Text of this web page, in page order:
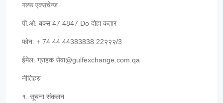
गल्फ एक्सचेन्ज
पी.ओ. बक्स 47 4847 Do दोहा कतार
फोन: + 74 44 44383838 22२२२/3
ईमेल: ग्राहक सेवा@gulfexchange.com.qa
नीतिहरु
१. सूचना संकलन